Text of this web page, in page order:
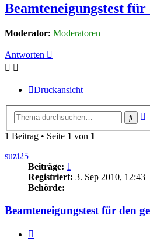
Beamteneigungstest
Moderator: Moderatoren
Antworten
Druckansicht
Suche
1 Beitrag • Seite 1 von 1
suzi25
Beiträge: 1
Registriert: 3. Sep 2010, 12:43
Behörde:
Beamteneigungstest für den